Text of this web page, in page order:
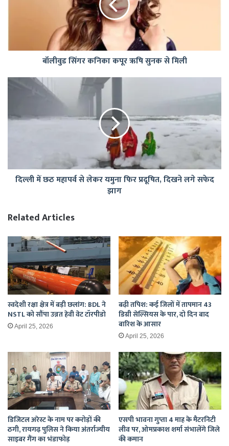
बॉलीवुड सिंगर कनिका कपूर ऋषि सुनक से मिली
महापर्व
प्रदूषित,
दिखनेदिल्ली में छठ महापर्व से लेकर यमुना फिर प्रदूषित, दिखने लगे सफेद
झाग
Related Articles
स्वदेशी रक्षा क्षेत्र में बड़ी छलांग: BDL ने
NSTL को सौंपा उन्नत हेवी वेट टॉरपीडो
April 25, 2026
बढ़ी तपिश: कई जिलों में तापमान 43
डिग्री सेल्सियस के पार, दो दिन बाद
बारिश के आसार
April 25, 2026
डिजिटल अरेस्ट के नाम पर करोड़ों की
ठगी, रायगढ़ पुलिस ने किया अंतर्राज्यीय
साइबर गैंग का भंडाफोड़
एसपी भावना गुप्ता 4 माह के मैटरनिटी
लीव पर, ओमप्रकाश शर्मा संभालेंगे जिले
की कमान